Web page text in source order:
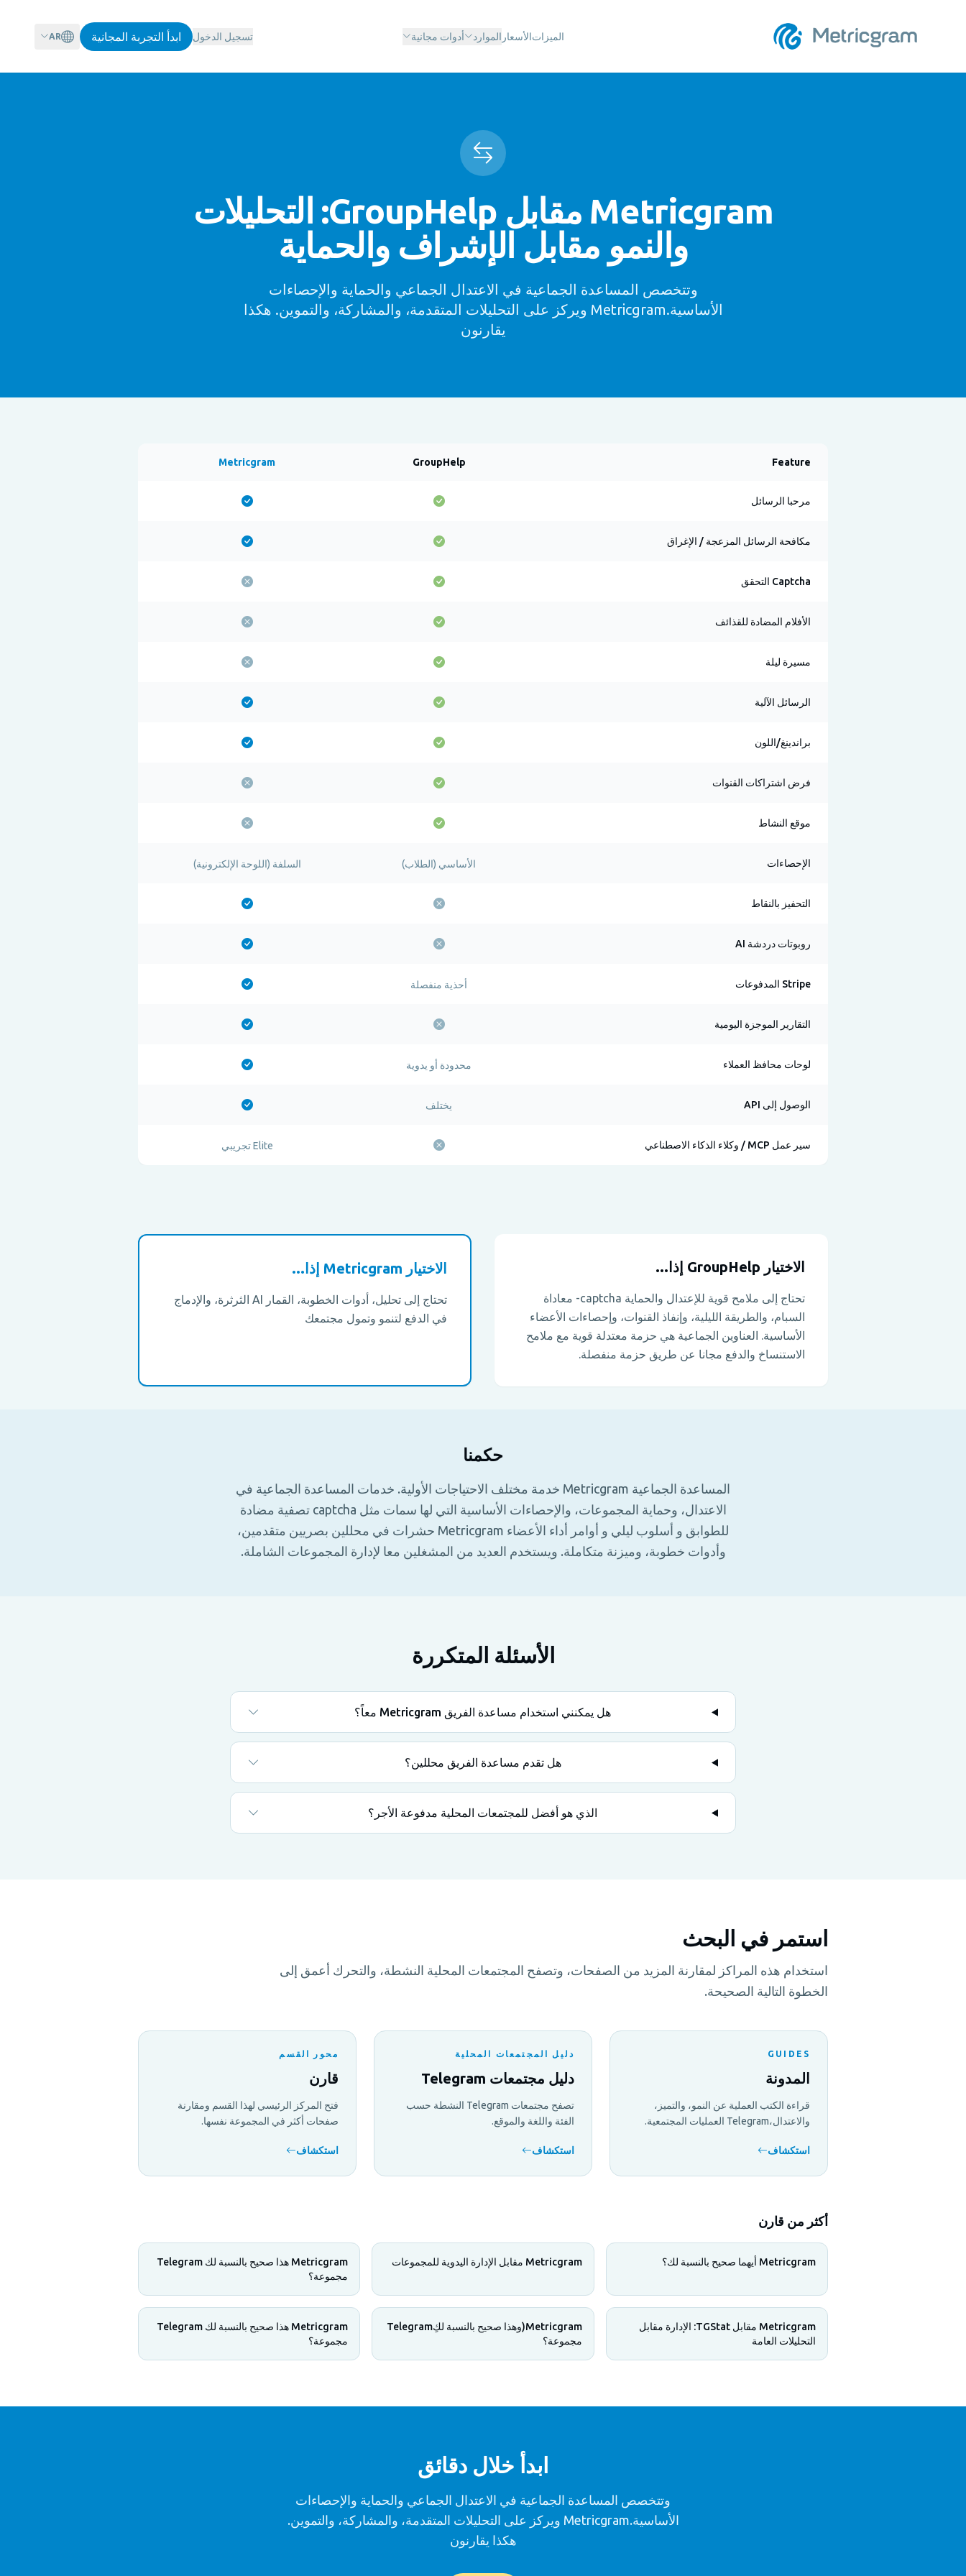
الميزاتالأسعار الموارد أدوات مجانية تسجيل الدخول ابدأ التجربة المجانية AR
Metricgram مقابل GroupHelp: التحليلات
والنمو مقابل الإشراف والحماية
وتتخصص المساعدة الجماعية في الاعتدال الجماعي والحماية والإحصاءات
الأساسية.Metricgram ويركز على التحليلات المتقدمة، والمشاركة، والتموين. هكذا
يقارنون
Feature
GroupHelp
Metricgram
مرحبا الرسائل
مكافحة الرسائل المزعجة / الإغراق
Captcha التحقق
الأفلام المضادة للقذائف
مسيرة ليلة
الرسائل الآلية
براندينغ/اللون
فرض اشتراكات القنوات
موقع النشاط
الإحصاءات الأساسي (الطلاب) السلفة (اللوحة الإلكترونية)
التحفيز بالنقاط
روبوتات دردشة AI
Stripe المدفوعات أحذية منفصلة
التقارير الموجزة اليومية
لوحات محافظ العملاء محدودة أو يدوية
الوصول إلى API يختلف
سير عمل MCP / وكلاء الذكاء الاصطناعي Elite تجريبي
الاختيار GroupHelp إذا...
تحتاج إلى ملامح قوية للإعتدال والحماية captcha- معاداة
السبام، والطريقة الليلية، وإنفاذ القنوات، وإحصاءات الأعضاء
الأساسية. العناوين الجماعية هي حزمة معتدلة قوية مع ملامح
الاستنساخ والدفع مجانا عن طريق حزمة منفصلة.
الاختيار Metricgram إذا...
تحتاج إلى تحليل، أدوات الخطوبة، القمار AI الثرثرة، والإدماج
في الدفع لتنمو وتمول مجتمعك
حكمنا
المساعدة الجماعية Metricgram خدمة مختلف الاحتياجات الأولية. خدمات المساعدة الجماعية في
الاعتدال، وحماية المجموعات، والإحصاءات الأساسية التي لها سمات مثل captcha تصفية مضادة
للطوابق و أسلوب ليلي و أوامر أداء الأعضاء Metricgram حشرات في محللين بصريين متقدمين،
وأدوات خطوبة، وميزنة متكاملة. ويستخدم العديد من المشغلين معا لإدارة المجموعات الشاملة.
الأسئلة المتكررة
هل يمكنني استخدام مساعدة الفريق Metricgram معاً؟
هل تقدم مساعدة الفريق محللين؟
الذي هو أفضل للمجتمعات المحلية مدفوعة الأجر؟
استمر في البحث
استخدام هذه المراكز لمقارنة المزيد من الصفحات، وتصفح المجتمعات المحلية النشطة، والتحرك أعمق إلى
الخطوة التالية الصحيحة.
GUIDES
المدونة
قراءة الكتب العملية عن النمو، والتميز،
والاعتدال،Telegram العمليات المجتمعية.
استكشاف
دليل المجتمعات المحلية
دليل مجتمعات Telegram
تصفح مجتمعات Telegram النشطة حسب
الفئة واللغة والموقع.
استكشاف
محور القسم
قارن
فتح المركز الرئيسي لهذا القسم ومقارنة
صفحات أكثر في المجموعة نفسها.
استكشاف
أكثر من قارن
Metricgram أيهما صحيح بالنسبة لك؟ Metricgram مقابل الإدارة اليدوية للمجموعات
Metricgram هذا صحيح بالنسبة لك Telegram
مجموعة؟
Metricgram مقابل TGStat: الإدارة مقابل
التحليلات العامة
Metricgram(وهذا صحيح بالنسبة لكِTelegram
مجموعة؟
Metricgram هذا صحيح بالنسبة لك Telegram
مجموعة؟
ابدأ خلال دقائق
وتتخصص المساعدة الجماعية في الاعتدال الجماعي والحماية والإحصاءات
الأساسية.Metricgram ويركز على التحليلات المتقدمة، والمشاركة، والتموين.
هكذا يقارنون